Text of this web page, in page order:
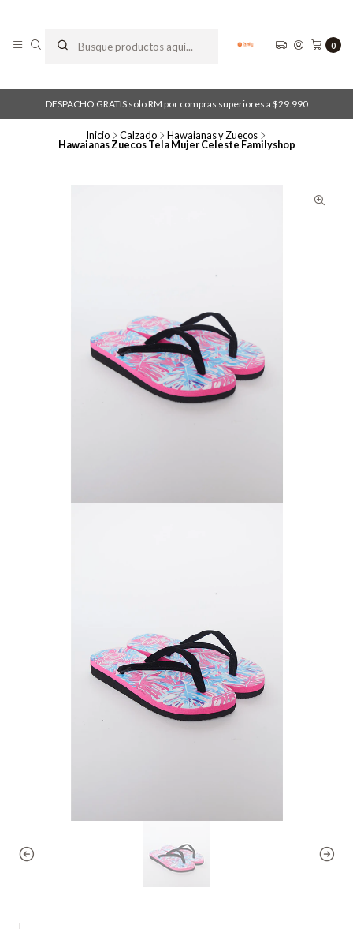
0
DESPACHO GRATIS solo RM por compras superiores a $29.990
Inicio Calzado Hawaianas y Zuecos
Hawaianas Zuecos Tela Mujer Celeste Familyshop